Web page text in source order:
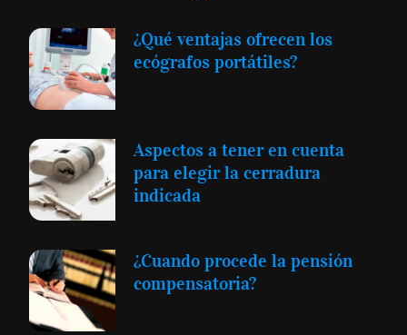
¿Qué ventajas ofrecen los
ecógrafos portátiles?
Aspectos a tener en cuenta
para elegir la cerradura
indicada
¿Cuando procede la pensión
compensatoria?